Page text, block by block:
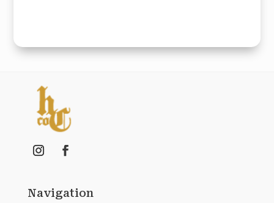
Navigation